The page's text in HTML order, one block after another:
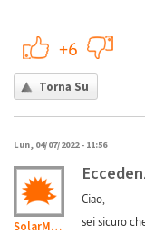
+6
Torna Su
Lun, 04/07/2022 - 11:56
SolarManuel
Ciao,
sei sicuro